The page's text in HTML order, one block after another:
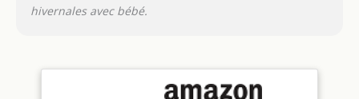
hivernales avec bébé.